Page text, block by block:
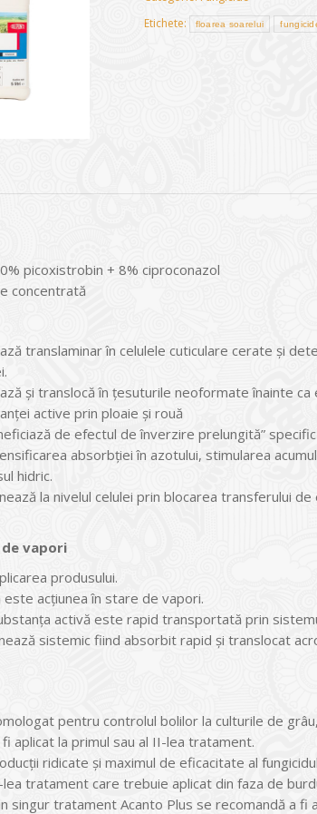
Etichete:
floarea soarelui
picoxistrobin + 8% ciproconazol
concentrată
translaminar în celulele cuticulare cerate și
și translocă în ţesuturile neoformate înainte
active prin ploaie și rouă
de efectul de înverzire prelungită”
absorbţiei în azotului, stimularea
hidric.
la nivelul celulei prin blocarea transferului
vapori
produsului.
acţiunea în stare de vapori.
activă este rapid transportată prin
sistemic fiind absorbit rapid și translocat
pentru controlul bolilor la culturile de
aplicat la primul sau al II-lea tratament.
ridicate și maximul de eficacitate al
lea tratament care trebuie aplicat din faza de
singur tratament Acanto Plus se recomandă a fi